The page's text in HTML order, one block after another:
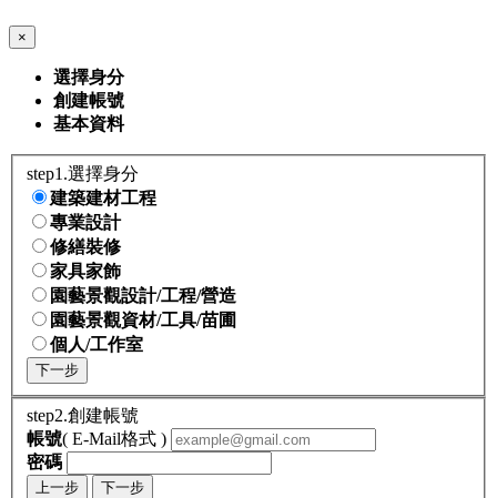
×
選擇身分
創建帳號
基本資料
step1.選擇身分
建築建材工程
專業設計
修繕裝修
家具家飾
園藝景觀設計/工程/營造
園藝景觀資材/工具/苗圃
個人/工作室
下一步
step2.創建帳號
帳號( E-Mail格式 )
密碼
上一步 下一步